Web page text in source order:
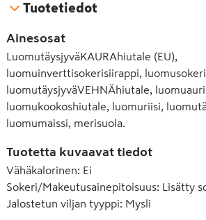
Tuotetiedot
Ainesosat
LuomutäysjyväKAURAhiutale (EU),
luomuinverttisokerisiirappi, luomusokeri,
luomutäysjyväVEHNÄhiutale,
luomukookoshiutale, luomuriisi,
luomumaissi, merisuola.
Tuotetta kuvaavat tiedot
Vähäkalorinen: Ei
Sokeri/Makeutusainepitoisuus: Lisätty
Jalostetun viljan tyyppi: Mysli